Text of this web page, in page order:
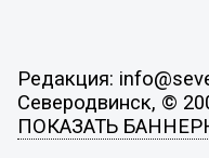
Редакция:
Северодвинск, ©
ПОКАЗАТЬ